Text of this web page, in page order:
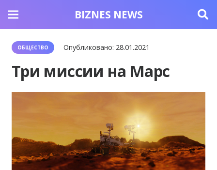
BIZNES NEWS
ОБЩЕСТВО Опубликовано: 28.01.2021
Три миссии на Марс